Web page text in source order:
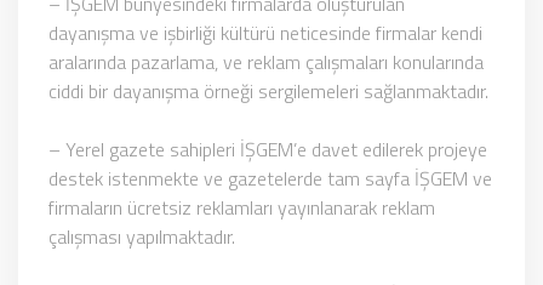
dayanışma ve işbirliği kültürü neticesinde firmalar kendi
aralarında pazarlama, ve reklam çalışmaları konularında
ciddi bir dayanışma örneği sergilemeleri sağlanmaktadır.
– Yerel gazete sahipleri İŞGEM’e davet edilerek projeye
destek istenmekte ve gazetelerde tam sayfa İŞGEM ve
firmaların ücretsiz reklamları yayınlanarak reklam
çalışması yapılmaktadır.